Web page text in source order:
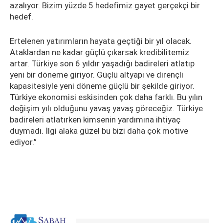
azalıyor. Bizim yüzde 5 hedefimiz gayet gerçekçi bir
hedef.
Ertelenen yatırımların hayata geçtiği bir yıl olacak.
Ataklardan ne kadar güçlü çıkarsak kredibilitemiz
artar. Türkiye son 6 yıldır yaşadığı badireleri atlatıp
yeni bir döneme giriyor. Güçlü altyapı ve dirençli
kapasitesiyle yeni döneme güçlü bir şekilde giriyor.
Türkiye ekonomisi eskisinden çok daha farklı. Bu yılın
değişim yılı olduğunu yavaş yavaş göreceğiz. Türkiye
badireleri atlatırken kimsenin yardımına ihtiyaç
duymadı. İlgi alaka güzel bu bizi daha çok motive
ediyor.”